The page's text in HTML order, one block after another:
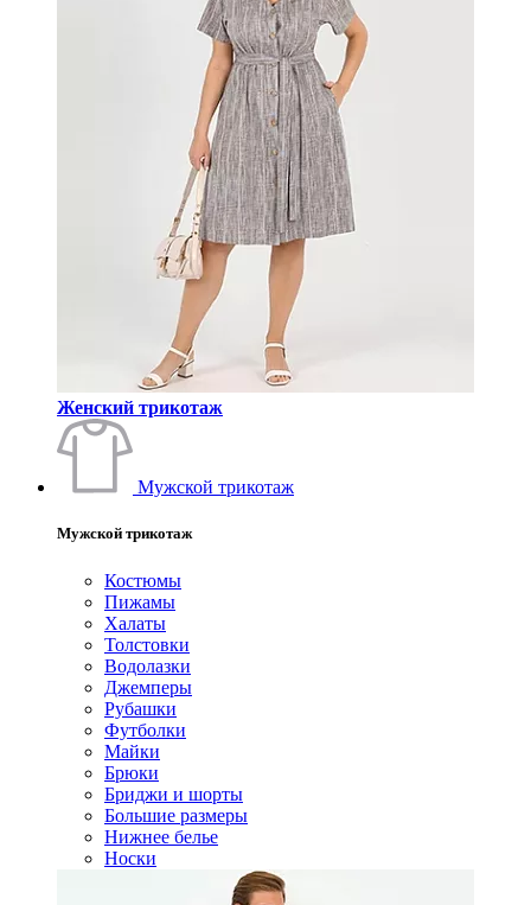
Женский трикотаж
Мужской трикотаж
Мужской трикотаж
Костюмы
Пижамы
Халаты
Толстовки
Водолазки
Джемперы
Рубашки
Футболки
Майки
Брюки
Бриджи и шорты
Большие размеры
Нижнее белье
Носки